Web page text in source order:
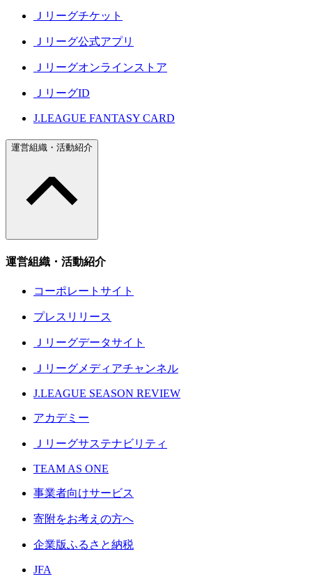
Ｊリーグチケット
Ｊリーグ公式アプリ
Ｊリーグオンラインストア
ＪリーグID
J.LEAGUE FANTASY CARD
運営組織・活動紹介
運営組織・活動紹介
コーポレートサイト
プレスリリース
Ｊリーグデータサイト
Ｊリーグメディアチャンネル
J.LEAGUE SEASON REVIEW
アカデミー
Ｊリーグサステナビリティ
TEAM AS ONE
事業者向けサービス
寄附をお考えの方へ
企業版ふるさと納税
JFA